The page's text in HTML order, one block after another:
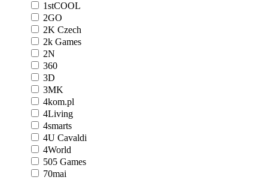
1stCOOL
2GO
2K Czech
2k Games
2N
360
3D
3MK
4kom.pl
4Living
4smarts
4U Cavaldi
4World
505 Games
70mai